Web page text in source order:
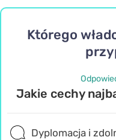
Którego
Jakie cechy
Dyplomacja i